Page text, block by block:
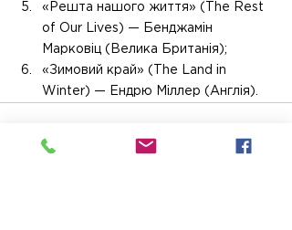
⁠«Решта нашого життя» (The Rest
of Our Lives) — Бенджамін
Марковіц (Велика Британія);
⁠«Зимовий край» (The Land in
Winter) — Ендрю Міллер (Англія).